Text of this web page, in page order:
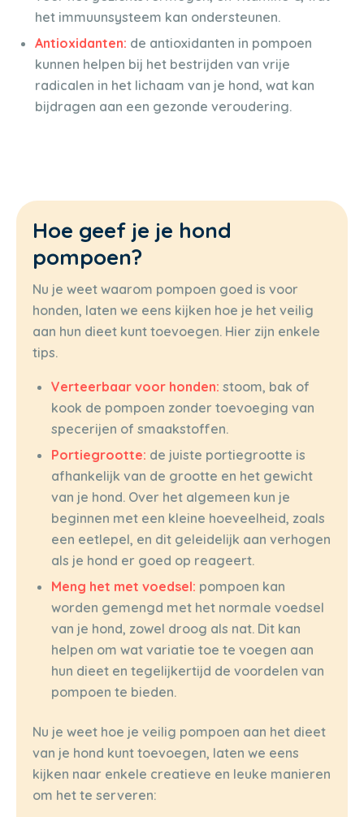
het immuunsysteem kan ondersteunen.
Antioxidanten: de antioxidanten in pompoen
kunnen helpen bij het bestrijden van vrije
radicalen in het lichaam van je hond, wat kan
bijdragen aan een gezonde veroudering.
Hoe geef je je hond
pompoen?
Nu je weet waarom pompoen goed is voor
honden, laten we eens kijken hoe je het veilig
aan hun dieet kunt toevoegen. Hier zijn enkele
tips.
Verteerbaar voor honden: stoom, bak of
kook de pompoen zonder toevoeging van
specerijen of smaakstoffen.
Portiegrootte: de juiste portiegrootte is
afhankelijk van de grootte en het gewicht
van je hond. Over het algemeen kun je
beginnen met een kleine hoeveelheid, zoals
een eetlepel, en dit geleidelijk aan verhogen
als je hond er goed op reageert.
Meng het met voedsel: pompoen kan
worden gemengd met het normale voedsel
van je hond, zowel droog als nat. Dit kan
helpen om wat variatie toe te voegen aan
hun dieet en tegelijkertijd de voordelen van
pompoen te bieden.
Nu je weet hoe je veilig pompoen aan het dieet
van je hond kunt toevoegen, laten we eens
kijken naar enkele creatieve en leuke manieren
om het te serveren: